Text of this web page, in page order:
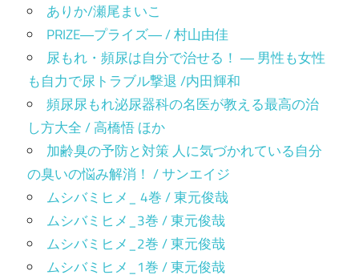
ありか/瀬尾まいこ
PRIZE―プライズ― / 村山由佳
尿もれ・頻尿は自分で治せる！ ― 男性も女性
も自力で尿トラブル撃退 /内田輝和
頻尿尿もれ泌尿器科の名医が教える最高の治
し方大全 / 高橋悟 ほか
加齢臭の予防と対策 人に気づかれている自分
の臭いの悩み解消！ / サンエイジ
ムシバミヒメ_ 4巻 / 東元俊哉
ムシバミヒメ_3巻 / 東元俊哉
ムシバミヒメ_2巻 / 東元俊哉
ムシバミヒメ_1巻 / 東元俊哉